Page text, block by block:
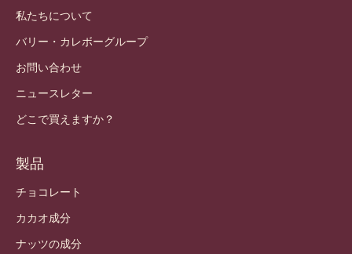
私たちについて
バリー・カレボーグループ
お問い合わせ
ニュースレター
どこで買えますか？
製品
チョコレート
カカオ成分
ナッツの成分